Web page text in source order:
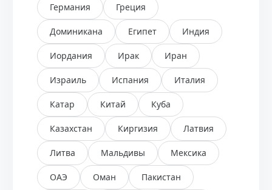
Германия Греция
Доминикана Египет Индия
Иордания Ирак Иран
Израиль Испания Италия
Катар Китай Куба
Казахстан Киргизия Латвия
Литва Мальдивы Мексика
ОАЭ Оман Пакистан